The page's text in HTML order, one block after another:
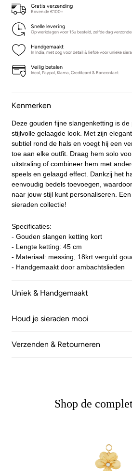
Gratis verzending
Boven de €100+
Snelle levering
Op werkdagen voor 15u besteld, zelfde dag
Handgemaakt
In India, met oog voor detail & liefde voor unieke
Veilig betalen
Ideal, Paypal, Klarna, Creditcard & Bancontact
Kenmerken
Deze gouden fijne slangenketting is
stijlvolle gelaagde look. Met zijn
subtiel rond de hals en voegt hij een
toe aan elke outfit. Draag hem solo
uitstraling of combineer hem met
speels en gelaagd effect. Dankzij het
eenvoudig bedels toevoegen,
naar jouw stijl kunt personaliseren.
sieraden collectie!
Specificaties:
- Gouden slangen ketting kort
- Lengte ketting: 45 cm
- Materiaal: messing, 18krt verguld
- Handgemaakt door ambachtslieden
Uniek & Handgemaakt
Houd je sieraden mooi
Verzenden & Retourneren
Shop de